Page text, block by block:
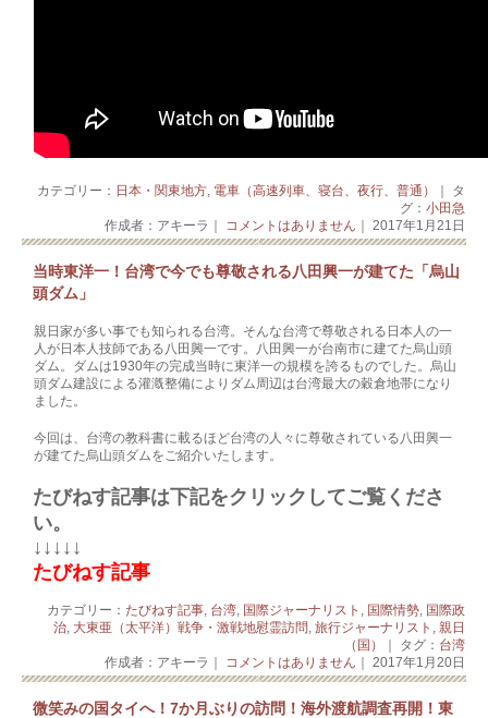
カテゴリー： 日本・関東地方, 電車（高速列車、寝台、夜行、普通）
｜ タ
グ： 小田急
作成者：アキーラ｜
コメントはありません ｜ 2017年1月21日
当時東洋一！台湾で今でも尊敬される八田興一が建てた「烏山
頭ダム」
親日家が多い事でも知られる台湾。そんな台湾で尊敬される日本人の一
人が日本人技師である八田興一です。八田興一が台南市に建てた烏山頭
ダム。ダムは1930年の完成当時に東洋一の規模を誇るものでした。烏山
頭ダム建設による灌漑整備によりダム周辺は台湾最大の穀倉地帯になり
ました。
今回は、台湾の教科書に載るほど台湾の人々に尊敬されている八田興一
が建てた烏山頭ダムをご紹介いたします。
たびねす記事は下記をクリックしてご覧くださ
い。
↓↓↓↓↓
たびねす記事
カテゴリー： たびねす記事, 台湾, 国際ジャーナリスト 国際情勢, 国際政
治, 大東亜（太平洋）戦争・激戦地慰霊訪問 旅行ジャーナリスト
親日
（国）
｜ タグ： 台湾
作成者：アキーラ｜
コメントはありません ｜ 2017年1月20日
微笑みの国タイへ！7か月ぶりの訪問！海外渡航調査再開！東